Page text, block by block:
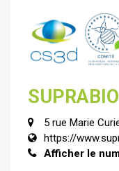
SUPRABIO
5 rue Marie
https://
Afficher le